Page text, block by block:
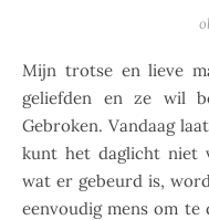
Mijn trotse en lieve man, die zo graag zorgt voor zijn
geliefden en ze wil
Gebroken. Vandaag
kunt het daglicht niet
wat er gebeurd is,
eenvoudig mens om